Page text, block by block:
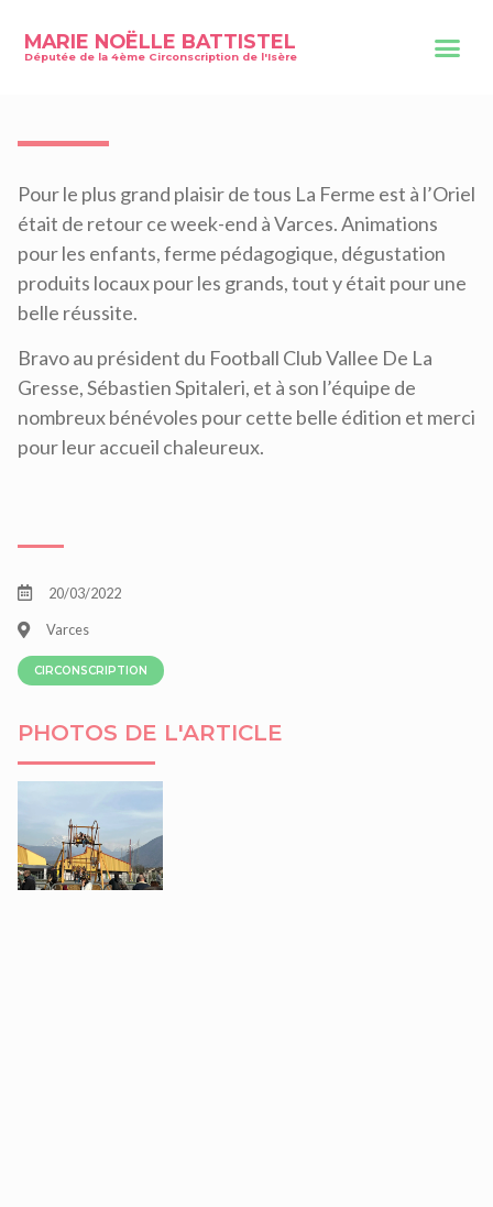
MARIE NOËLLE BATTISTEL
Députée de la 4ème Circonscription de l'Isère
Pour le plus grand plaisir de tous La Ferme est à l’Oriel
était de retour ce week-end à Varces. Animations
pour les enfants, ferme pédagogique, dégustation
produits locaux pour les grands, tout y était pour une
belle réussite.
Bravo au président du Football Club Vallee De La
Gresse, Sébastien Spitaleri, et à son l’équipe de
nombreux bénévoles pour cette belle édition et merci
pour leur accueil chaleureux.
20/03/2022
Varces
CIRCONSCRIPTION
PHOTOS DE L'ARTICLE